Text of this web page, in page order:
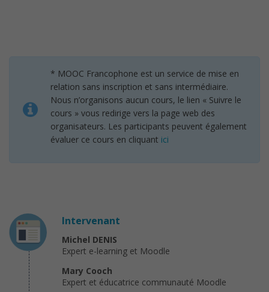
* MOOC Francophone est un service de mise en
relation sans inscription et sans intermédiaire.
Nous n’organisons aucun cours, le lien « Suivre le
cours » vous redirige vers la page web des
organisateurs. Les participants peuvent également
évaluer ce cours en cliquant ici
Intervenant
Michel DENIS
Expert e-learning et Moodle
Mary Cooch
Expert et éducatrice communauté Moodle